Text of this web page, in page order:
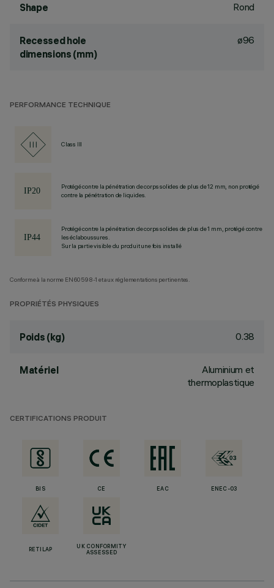
Shape Rond
Recessed hole
dimensions (mm)
ø96
PERFORMANCE TECHNIQUE
Class III
Protégé contre la pénétration de corps solides de plus de 12 mm, non protégé
contre la pénétration de liquides.
Protégé contre la pénétration de corps solides de plus de 1 mm, protégé contre
les éclaboussures.
Sur la partie visible du produit une fois installé
Conforme à la norme EN60598-1 et aux réglementations pertinentes.
PROPRIÉTÉS PHYSIQUES
Poids (kg) 0.38
Matériel
Aluminium et
thermoplastique
CERTIFICATIONS PRODUIT
BIS CE EAC ENEC-03
RETILAP
UK CONFORMITY
ASSESSED